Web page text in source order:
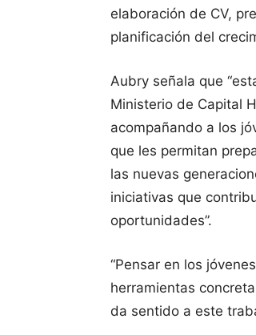
elaboración de CV,
planificación del
Aubry señala que
Ministerio de Capital
acompañando a los
que les permitan
las nuevas
iniciativas que
oportunidades”.
“Pensar en los
herramientas
da sentido a este